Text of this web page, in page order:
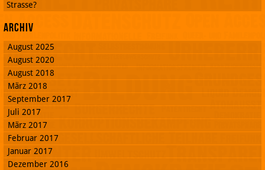
Strasse?
Archiv
August 2025
August 2020
August 2018
März 2018
September 2017
Juli 2017
März 2017
Februar 2017
Januar 2017
Dezember 2016